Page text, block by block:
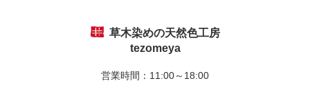
草木染めの天然色工房
tezomeya
営業時間：11:00～18:00